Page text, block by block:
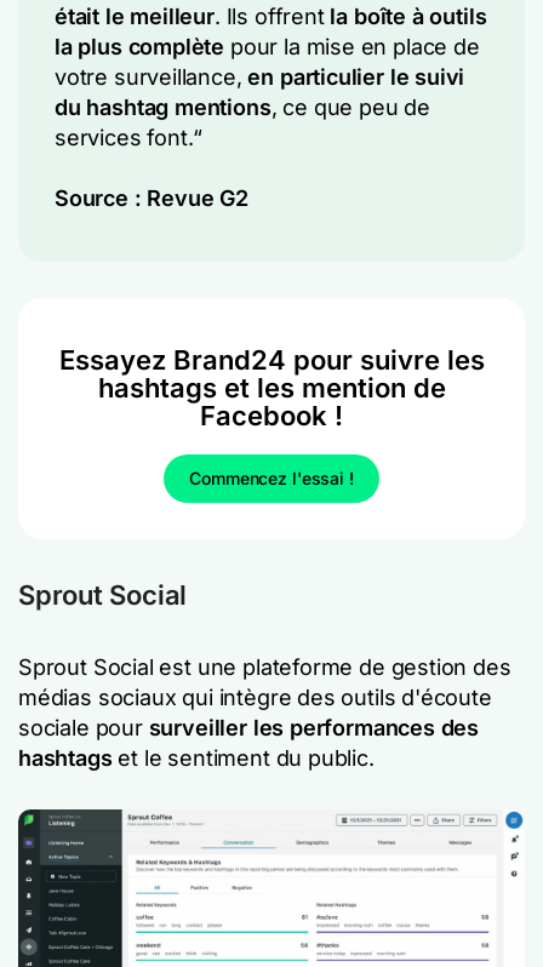
était le meilleur. Ils offrent la boîte à outils
la plus complète pour la mise en place de
votre surveillance,en particulier le suivi
du hashtag mentions, ce que peu de
services font.“
Source : Revue G2
Essayez Brand24 pour suivre les
hashtags et les mention de
Facebook !
Commencez l'essai !
Sprout Social
Sprout Social est une plateforme de gestion des
médias sociaux qui intègre des outils d'écoute
sociale pour surveiller les performances des
hashtags et le sentiment du public.